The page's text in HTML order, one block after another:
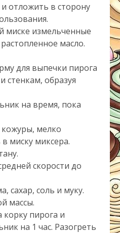
отложить в сторону
миске измельченные
масло.
для выпечки пирога
стенкам, образуя
на время, пока
мелко
миску миксера.
скорости до
сахар, соль и муку.
массы.
пирога и
на 1 час. Разогреть